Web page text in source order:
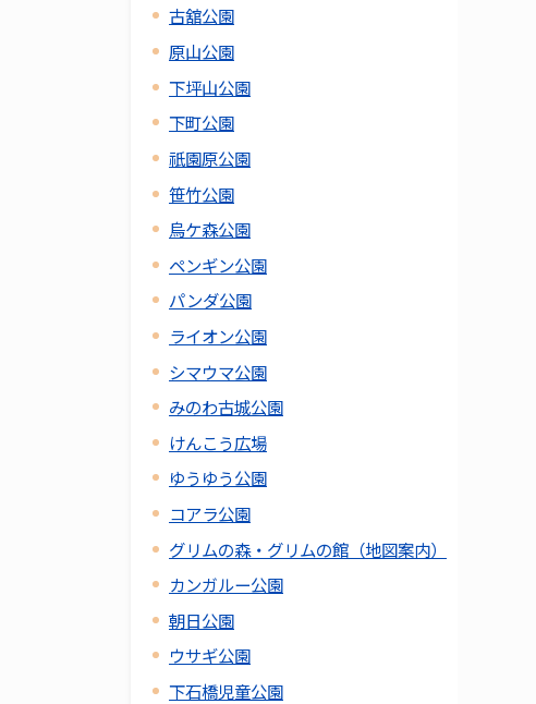
古舘公園
原山公園
下坪山公園
下町公園
祇園原公園
笹竹公園
烏ケ森公園
ペンギン公園
パンダ公園
ライオン公園
シマウマ公園
みのわ古城公園
けんこう広場
ゆうゆう公園
コアラ公園
グリムの森・グリムの館（地図案内）
カンガルー公園
朝日公園
ウサギ公園
下石橋児童公園